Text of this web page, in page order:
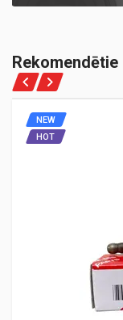
NEW
HOT